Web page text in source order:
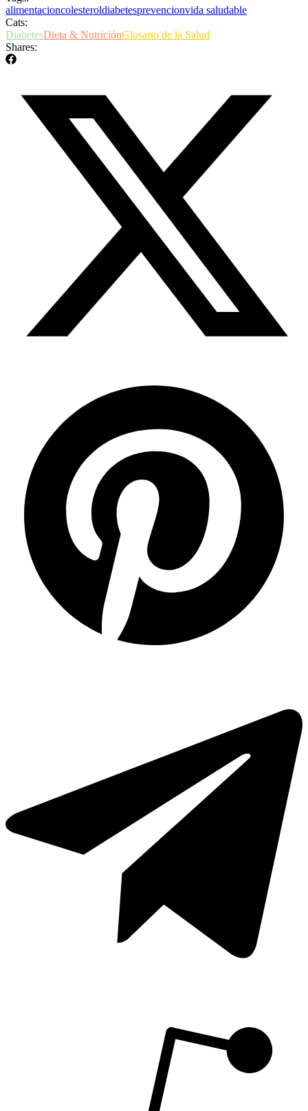
alimentacioncolesteroldiabetesprevencionvida saludable
Cats:
DiabetesDieta & NutriciónGlosario de la Salud
Shares: